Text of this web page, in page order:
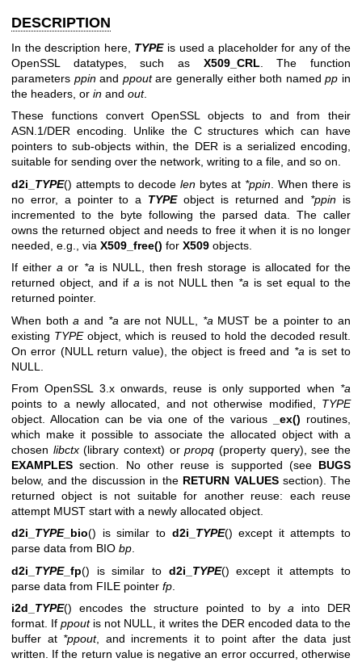
DESCRIPTION
In the description here, TYPEis used a placeholder for any of the
OpenSSL datatypes, such as X509_CRL . The function
parameters ppinand ppoutare generally either both namedpp in
the headers, or in and out.
These functions convert OpenSSL objects to and from their
ASN.1/DER encoding. Unlike the C structures which can have
pointers to sub-objects within, the DER is a serialized encoding,
suitable for sending over the network, writing to a file, and so on.
d2i_ TYPE() attempts to decode len bytes at *ppin . When there is
no error, a pointer to a TYPEobject is returned and *ppin is
incremented to the byte following the parsed data. The caller
owns the returned object and needs to free it when it is no longer
needed, e.g., via X509_free() for X509 objects.
If eithera or *a is NULL, then fresh storage is allocated for the
returned object, and if a is not NULL then *a is set equal to the
returned pointer.
When botha and *a are not NULL, *a MUST be a pointer to an
existing TYPEobject, which is reused to hold the decoded result.
On error (NULL return value), the object is freed and *a is set to
NULL.
From OpenSSL 3.x onwards, reuse is only supported when *a
points to a newly allocated, and not otherwise modified, TYPE
object. Allocation can be via one of the various
_ex() routines,
which make it possible to associate the allocated object with a
chosen libctx(library context) orpropq (property query), see the
EXAMPLES section. No other reuse is supported (see BUGS
below, and the discussion in the RETURN VALUESsection). The
returned object is not suitable for another reuse: each reuse
attempt MUST start with a newly allocated object.
d2i_ TYPE_bio() is similar to d2i_ TYPE() except it attempts to
parse data from BIO bp.
d2i_ TYPE_fp() is similar to d2i_ TYPE() except it attempts to
parse data from FILE pointer fp
i2d_ TYPE() encodes the structure pointed to by a into DER
format. Ifppoutis not NULL, it writes the DER encoded data to the
buffer at *ppout, and increments it to point after the data just
written. If the return value is negative an error occurred, otherwise